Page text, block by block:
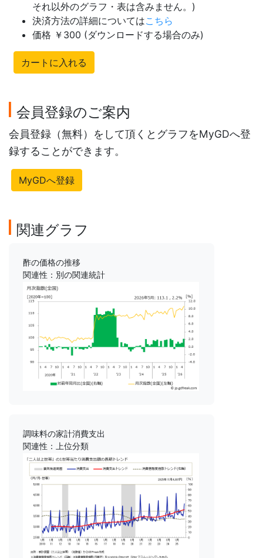
それ以外のグラフ・表は含みません。)
決済方法の詳細についてはこちら
価格 ￥300 (ダウンロードする場合のみ)
カートに入れる
会員登録のご案内
会員登録（無料）をして頂くとグラフをMyGDへ登
録することができます。
MyGDへ登録
関連グラフ
酢の価格の推移
関連性：別の関連統計
調味料の家計消費支出
関連性：上位分類